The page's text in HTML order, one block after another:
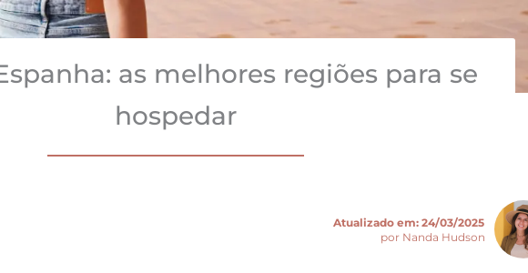
as melhores regiões para se
hospedar
Atualizado em: 24/03/2025
por Nanda Hudson